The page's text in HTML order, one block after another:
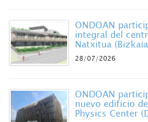
ONDOAN
integral del
Natxitua
28/07/2026
ONDOAN
nuevo edificio
Physics Center